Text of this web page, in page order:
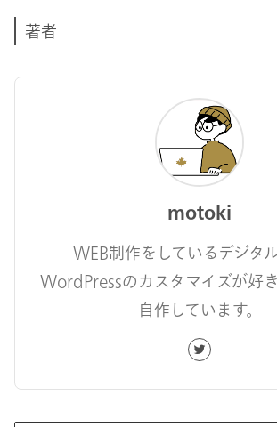
著者
motoki
WEB制作をしているデジタ
WordPressのカスタマイズが好
自作しています。